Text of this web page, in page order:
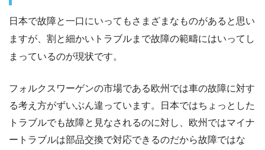
日本で故障と一口にいってもさまざまなものがあると思い
ますが、割と細かいトラブルまで故障の範疇にはいってし
まっているのが現状です。
フォルクスワーゲンの市場である欧州では車の故障に対す
る考え方がずいぶん違っています。日本ではちょっとした
トラブルでも故障と見なされるのに対し、欧州ではマイナ
ートラブルは部品交換で対応できるのだから故障ではな